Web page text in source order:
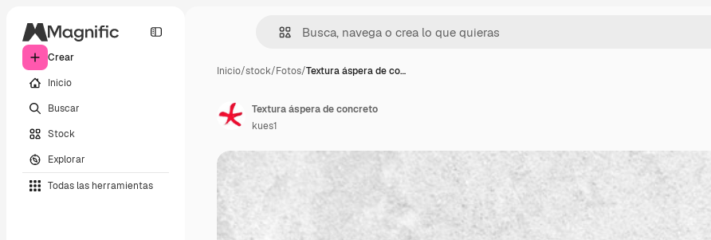
Crear
Inicio
Buscar
Stock
Explorar
Todas las herramientas
Inicio/stock/Fotos/Textura áspera de co…
Textura áspera de concreto
kues1